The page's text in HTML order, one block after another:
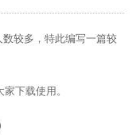
较多，特此编写一篇较
下载使用。